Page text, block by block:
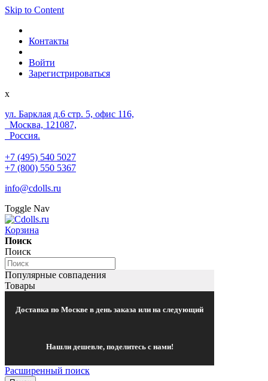
Skip to Content
Контакты
Войти
Зарегистрироваться
x
ул. Барклая д.6 стр. 5, офис 116,
Москва, 121087,
Россия.
+7 (495) 540 5027
+7 (800) 550 5367
info@cdolls.ru
Toggle Nav
Корзина
Поиск
Поиск
Популярные совпадения
Товары
Доставка по Москве в день заказа или на следующий
Нашли дешевле, поделитесь с нами!
Расширенный поиск